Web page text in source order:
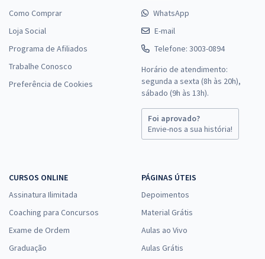
Como Comprar
Loja Social
Programa de Afiliados
Trabalhe Conosco
Preferência de Cookies
WhatsApp
E-mail
Telefone: 3003-0894
Horário de atendimento:
segunda a sexta (8h às 20h),
sábado (9h às 13h).
Foi aprovado?
Envie-nos a sua história!
CURSOS ONLINE
Assinatura Ilimitada
Coaching para Concursos
Exame de Ordem
Graduação
PÁGINAS ÚTEIS
Depoimentos
Material Grátis
Aulas ao Vivo
Aulas Grátis